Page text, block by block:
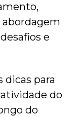
e
dicas para
do
do